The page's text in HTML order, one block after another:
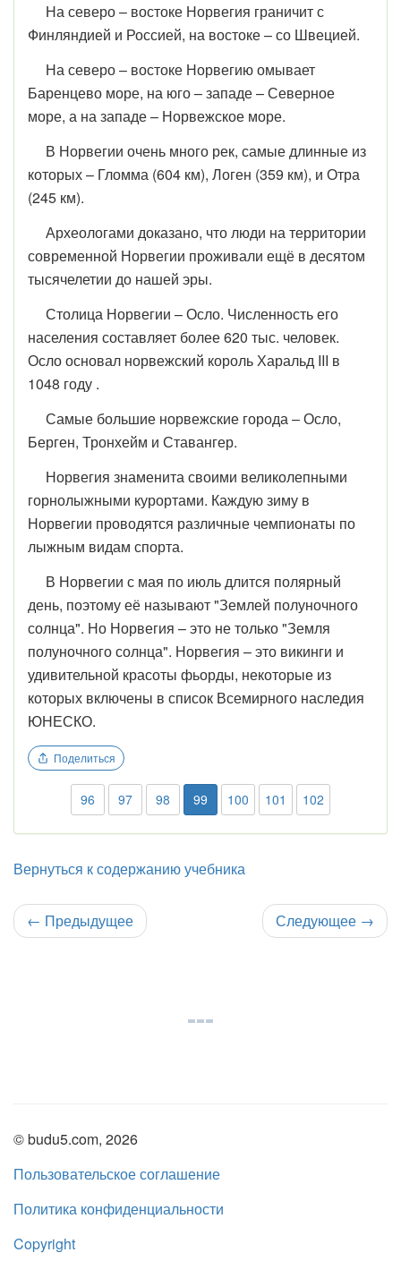
На северо – востоке Норвегия граничит с
Финляндией и Россией, на востоке – со Швецией.
На северо – востоке Норвегию омывает
Баренцево море, на юго – западе – Северное
море, а на западе – Норвежское море.
В Норвегии очень много рек, самые длинные из
которых – Гломма (604 км), Логен (359 км), и Отра
(245 км).
Археологами доказано, что люди на территории
современной Норвегии проживали ещё в десятом
тысячелетии до нашей эры.
Столица Норвегии – Осло. Численность его
населения составляет более 620 тыс. человек.
Осло основал норвежский король Харальд III в
1048 году .
Самые большие норвежские города – Осло,
Берген, Тронхейм и Ставангер.
Норвегия знаменита своими великолепными
горнолыжными курортами. Каждую зиму в
Норвегии проводятся различные чемпионаты по
лыжным видам спорта.
В Норвегии с мая по июль длится полярный
день, поэтому её называют "Землей полуночного
солнца". Но Норвегия – это не только "Земля
полуночного солнца". Норвегия – это викинги и
удивительной красоты фьорды, некоторые из
которых включены в список Всемирного наследия
ЮНЕСКО.
Поделиться
96 97 98 99 100 101 102
Вернуться к содержанию учебника
← Предыдущее Следующее →
© budu5.com, 2026
Пользовательское соглашение
Политика конфиденциальности
Copyright